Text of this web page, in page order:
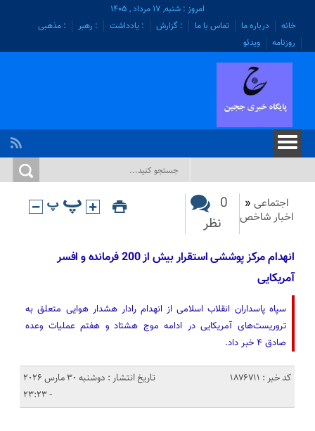
امروز : شنبه, ۱۷ مرداد , ۱۴۰۵
خانه
درباره ما تماس با ما : گزارش : یادداشت : رهبر
: مذهبی
روزنامه
ویدئو
اجتماعی «
اخبار شاخص
0
نظر
انهدام مرکز پوششی استقرار بیش از 200 فرمانده و افسر
آمریکایی
سپاه پاسداران انقلاب اسلامی از انهدام رادار هشدار هوایی متعلق به
تروریست‌های آمریکایی در ادامه موج هشتاد و هفتم عملیات وعده
صادق ۴ خبر داد.
کد خبر : 1876711
تاریخ انتشار : دوشنبه 30 مارس 2026
- 23:23